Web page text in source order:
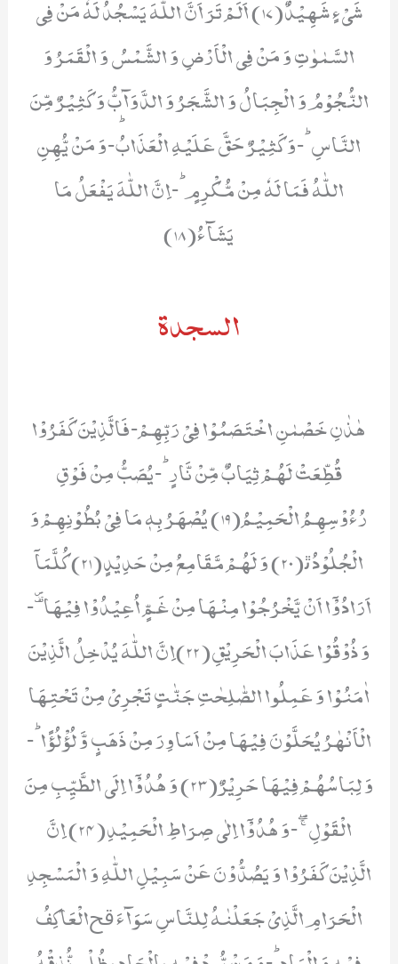
السَّمٰوٰتِ وَ مَنْ فِی الْاَرْضِ وَ الشَّمْسُ وَ الْقَمَرُ وَ
النُّجُوْمُ وَ الْجِبَالُ وَ الشَّجَرُ وَ الدَّوَآبُّ وَ كَثِیْرٌ مِّنَ
النَّاسِؕ-وَ كَثِیْرٌ حَقَّ عَلَیْهِ الْعَذَابُؕ-وَ مَنْ یُّهِنِ
اللّٰهُ فَمَا لَهٗ مِنْ مُّكْرِمٍؕ-اِنَّ اللّٰهَ یَفْعَلُ مَا
یَشَآءُ(18)
السجدة
هٰذٰنِ خَصْمٰنِ اخْتَصَمُوْا فِیْ رَبِّهِمْ-فَالَّذِیْنَ كَفَرُوْا
قُطِّعَتْ لَهُمْ ثِیَابٌ مِّنْ نَّارٍؕ-یُصَبُّ مِنْ فَوْقِ
رُءُوْسِهِمُ الْحَمِیْمُ(19) یُصْهَرُ بِهٖ مَا فِیْ بُطُوْنِهِمْ وَ
الْجُلُوْدُﭤ(20) وَ لَهُمْ مَّقَامِعُ مِنْ حَدِیْدٍ(21) كُلَّمَاۤ
اَرَادُوْۤا اَنْ یَّخْرُجُوْا مِنْهَا مِنْ غَمٍّ اُعِیْدُوْا فِیْهَاۗ-
وَ ذُوْقُوْا عَذَابَ الْحَرِیْقِ(22)اِنَّ اللّٰهَ یُدْخِلُ الَّذِیْنَ
اٰمَنُوْا وَ عَمِلُوا الصّٰلِحٰتِ جَنّٰتٍ تَجْرِیْ مِنْ تَحْتِهَا
الْاَنْهٰرُ یُحَلَّوْنَ فِیْهَا مِنْ اَسَاوِرَ مِنْ ذَهَبٍ وَّ لُؤْلُؤًاؕ-
وَ لِبَاسُهُمْ فِیْهَا حَرِیْرٌ(23) وَ هُدُوْۤا اِلَى الطَّیِّبِ مِنَ
الْقَوْلِۚۖ-وَ هُدُوْۤا اِلٰى صِرَاطِ الْحَمِیْدِ(24) اِنَّ
الَّذِیْنَ كَفَرُوْا وَ یَصُدُّوْنَ عَنْ سَبِیْلِ اللّٰهِ وَ الْمَسْجِدِ
الْحَرَامِ الَّذِیْ جَعَلْنٰهُ لِلنَّاسِ سَوَآءَ ﰳالْعَاكِفُ